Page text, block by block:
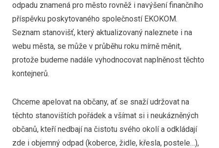
odpadu znamená pro město rovněž i navýšení finančního
příspěvku poskytovaného společností EKOKOM.
Seznam stanovišť, který aktualizovaný naleznete i na
webu města, se může v průběhu roku mírně měnit,
protože budeme nadále vyhodnocovat naplněnost těchto
kontejnerů.
Chceme apelovat na občany, ať se snaží udržovat na
těchto stanovištích pořádek a všímat si i neukázněných
občanů, kteří nedbají na čistotu svého okolí a odkládají
zde i objemný odpad (koberce, židle, křesla, postele…),